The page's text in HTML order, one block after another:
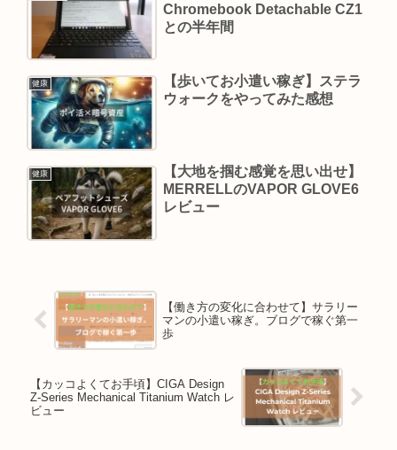
Chromebook Detachable CZ1
との半年間
健康
【歩いてお小遣い稼ぎ】ステラ
ウォークをやってみた感想
健康
【大地を掴む感覚を思い出せ】
MERRELLのVAPOR GLOVE6
レビュー
【働き方の変化に合わせて】サラリー
マンの小遣い稼ぎ。ブログで稼ぐ第一
歩
【カッコよくてお手頃】CIGA Design
Z-Series Mechanical Titanium Watch レ
ビュー